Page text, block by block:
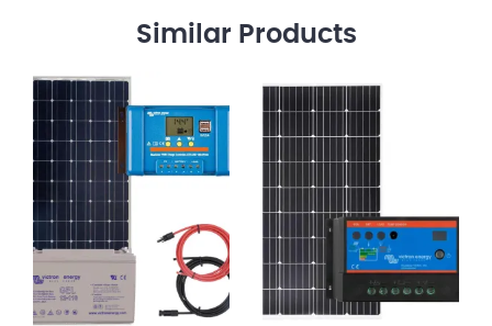
Similar Products